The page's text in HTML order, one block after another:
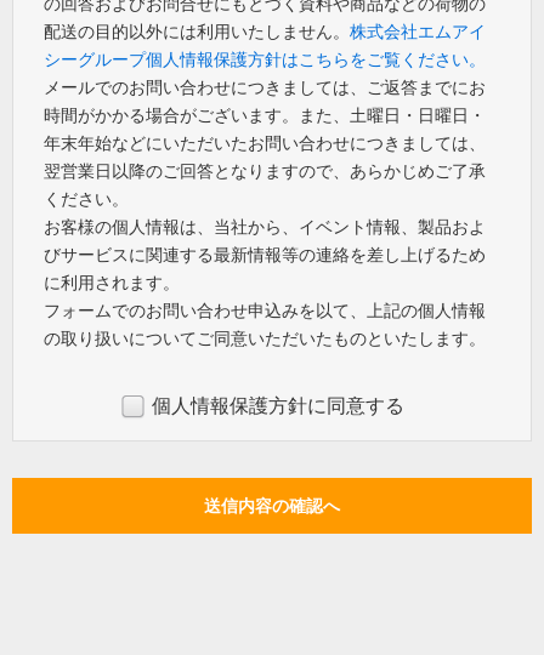
配送の目的以外には利用いたしません。 株式会社エムアイ
シーグループ個人情報保護方針はこちらをご覧ください。
メールでのお問い合わせにつきましては、ご返答までにお
時間がかかる場合がございます。また、土曜日・日曜日・
年末年始などにいただいたお問い合わせにつきましては、
翌営業日以降のご回答となりますので、あらかじめご了承
ください。
お客様の個人情報は、当社から、イベント情報、製品およ
びサービスに関連する最新情報等の連絡を差し上げるため
に利用されます。
フォームでのお問い合わせ申込みを以て、上記の個人情報
の取り扱いについてご同意いただいたものといたします。
個人情報保護方針に同意する